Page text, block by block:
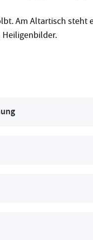
Am Altartisch steht